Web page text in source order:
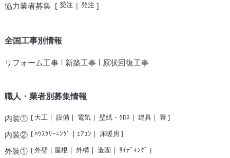
協力業者募集[ 受注| 発注]
全国工事別情報
リフォーム工事| 新築工事| 原状回復工事
職人・業者別募集情報
内装①[ 大工| 設備| 電気| 壁紙・ｸﾛｽ | 建具| 畳]
内装②[ﾊｳｽｸﾘｰﾆﾝｸﾞ | ｴｱｺﾝ | 床暖房]
外装①[外壁| 屋根 | 外構| 造園 | ｻｲﾃﾞｨﾝｸﾞ ]